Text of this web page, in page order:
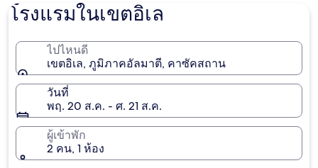
โรงแรมในเขตอิเล
ไปไหนดี
เขตอิเล, ภูมิภาคอัลมาตี, คาซัคสถาน
วันที่
พฤ. 20 ส.ค. - ศ. 21 ส.ค.
ผู้เข้าพัก
2 คน, 1 ห้อง